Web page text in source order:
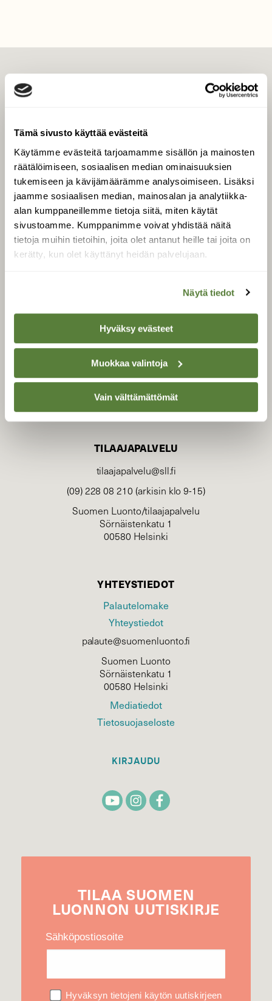
Tämä sivusto käyttää evästeitä
Käytämme evästeitä tarjoamamme sisällön ja mainosten
räätälöimiseen, sosiaalisen median ominaisuuksien
tukemiseen ja kävijämäärämme analysoimiseen. Lisäksi
jaamme sosiaalisen median, mainosalan ja analytiikka-
alan kumppaneillemme tietoja siitä, miten käytät
sivustoamme. Kumppanimme voivat yhdistää näitä
tietoja muihin tietoihin, joita olet antanut heille tai joita on
kerätty, kun olet käyttänyt heidän palvelujaan.
Näytä tiedot
Hyväksy evästeet
Muokkaa valintoja
Vain välttämättömät
Tilaa digilukuoikeus
Äänestä parasta juttua
Tilaa uutiskirje
SUOMEN LUONNON­
SUOJELU­LIITTO
Suomen Luonto -lehden
luonnonsuojelu­liitto.
TILAAJAPALVELU
tilaajapalvelu@sll.fi
(09) 228 08 210 (arkisin klo 9-15)
Suomen Luonto/tilaajapalvelu
Sörnäistenkatu 1
00580 Helsinki
YHTEYSTIEDOT
Palautelomake
Yhteystiedot
palaute@suomenluonto.fi
Suomen Luonto
Sörnäistenkatu 1
00580 Helsinki
Mediatiedot
Tietosuojaseloste
KIRJAUDU
TILAA SUOMEN
LUONNON UUTIS­KIRJE
Sähköpostiosoite
Hyväksyn tietojeni käytön uutiskirjeen